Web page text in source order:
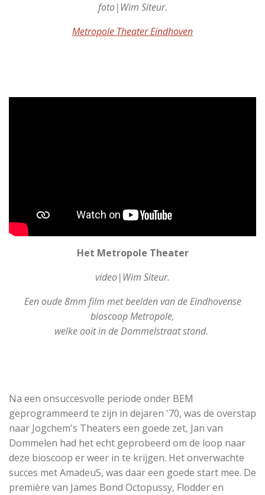
foto|Wim Siteur.
Metropole Theater Eindhoven
Het Metropole Theater
video|Wim Siteur.
Een oude 8mm film met beelden van de Eindhovense
bioscoop Metropole,
welke ooit in de Dommelstraat stond.
Na een onsuccesvolle periode onder BEM
geprogrammeerd te zijn in dejaren '70, was de overstap
naar Jogchem's Theaters een goede zet, Jan van
Dommelen had het echt geprobeerd om de loop naar
deze bioscoop er weer in te krijgen. Het onverwachte
succes met AmadeuS, was daar een goede start mee. De
première van James Bond Octopussy, Flodder en